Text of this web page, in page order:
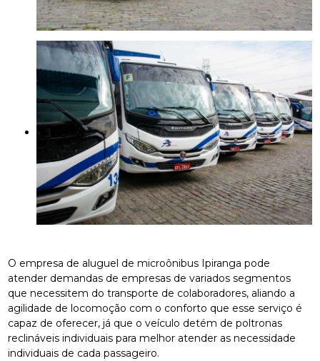
O empresa de aluguel de microônibus Ipiranga pode
atender demandas de empresas de variados segmentos
que necessitem do transporte de colaboradores, aliando a
agilidade de locomoção com o conforto que esse serviço é
capaz de oferecer, já que o veículo detém de poltronas
reclináveis individuais para melhor atender as necessidade
individuais de cada passageiro.